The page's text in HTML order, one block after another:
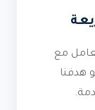
مع
هدفنا